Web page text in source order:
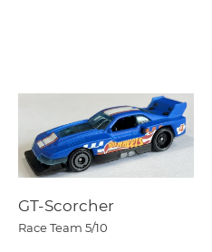
GT-Scorcher
Race Team 5/10